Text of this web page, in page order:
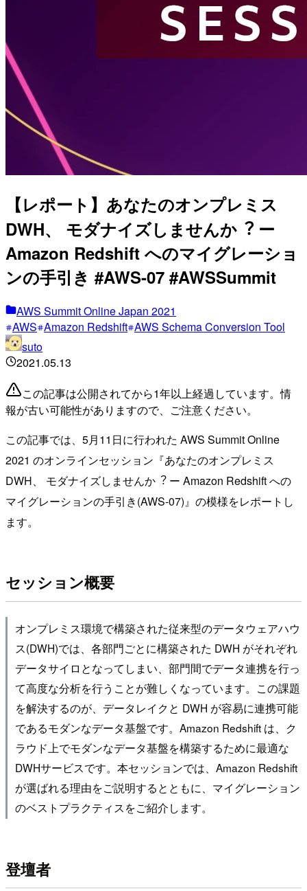
【レポート】あなたのオンプレミス
DWH、 モダナイズしませんか︖ ー
Amazon Redshift へのマイグレーショ
ンの⼿引き #AWS-07 #AWSSummit
AWS Summit Online Japan 2021
AWS Amazon Redshift AWS Schema Conversion Tool
suto
2021.05.13
この記事は公開されてから1年以上経過しています。情
報が古い可能性がありますので、ご注意ください。
この記事では、5月11日に行われた AWS Summit Online
2021 のオンラインセッション『あなたのオンプレミス
DWH、 モダナイズしませんか︖ ー Amazon Redshift への
マイグレーションの⼿引き(AWS-07)』の模様をレポートし
ます。
セッション概要
オンプレミス環境で構築された従来型のデータウェアハウ
ス(DWH)では、各部門ごとに構築された DWH がそれぞれ
データサイロとなってしまい、部門間でデータ連携を行っ
て高度な分析を行うことが難しくなっています。この課題
を解決するのが、データレイクと DWH が容易に連携可能
であるモダンなデータ基盤です。Amazon Redshift は、ク
ラウド上でモダンなデータ基盤を構築するために最適な
DWHサービスです。本セッションでは、Amazon Redshift
が選ばれる理由をご説明するとともに、マイグレーション
のベストプラクティスをご紹介します。
登壇者